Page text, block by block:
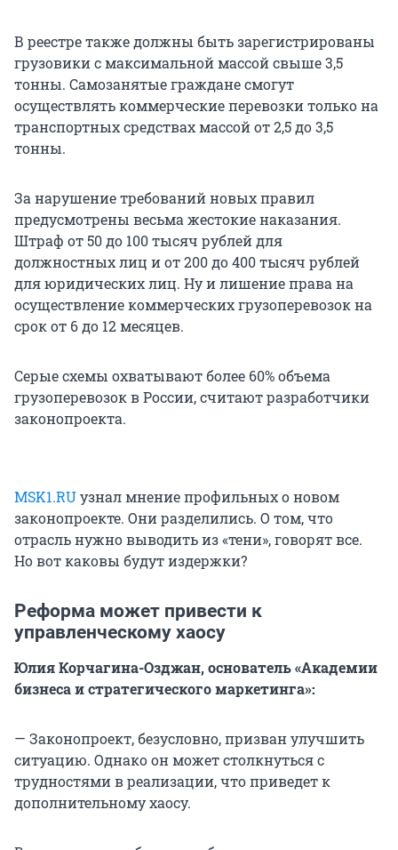
В реестре также должны быть зарегистрированы
грузовики с максимальной массой свыше 3,5
тонны. Самозанятые граждане смогут
осуществлять коммерческие перевозки только на
транспортных средствах массой от 2,5 до 3,5
тонны.
За нарушение требований новых правил
предусмотрены весьма жестокие наказания.
Штраф от 50 до 100 тысяч рублей для
должностных лиц и от 200 до 400 тысяч рублей
для юридических лиц. Ну и лишение права на
осуществление коммерческих грузоперевозок на
срок от 6 до 12 месяцев.
Серые схемы охватывают более 60% объема
грузоперевозок в России, считают разработчики
законопроекта.
MSK1.RUузнал мнение профильных о новом
законопроекте. Они разделились. О том, что
отрасль нужно выводить из «тени», говорят все.
Но вот каковы будут издержки?
Реформа может привести к
управленческому хаосу
Юлия Корчагина-Озджан, основатель «Академии
бизнеса и стратегического маркетинга»:
— Законопроект, безусловно, призван улучшить
ситуацию. Однако он может столкнуться с
трудностями в реализации, что приведет к
дополнительному хаосу.